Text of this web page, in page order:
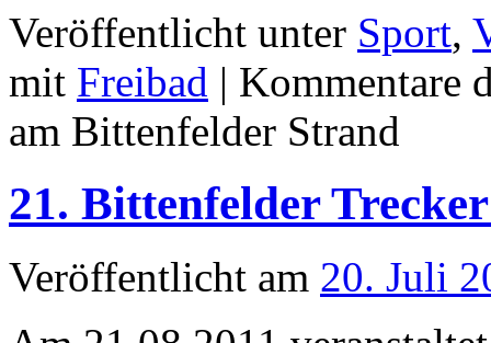
Veröffentlicht unter Sport,
mit Freibad | Kommentare
am Bittenfelder Strand
21. Bittenfelder
Veröffentlicht am 20. Juli